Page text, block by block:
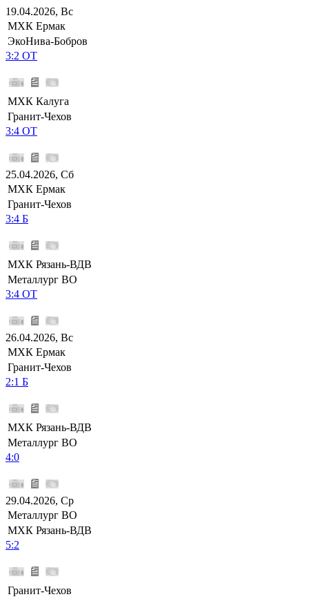
19.04.2026, Вс
МХК Ермак
ЭкоНива-Бобров
3:2 ОТ
МХК Калуга
Гранит-Чехов
3:4 ОТ
25.04.2026, Сб
МХК Ермак
Гранит-Чехов
3:4 Б
МХК Рязань-ВДВ
Металлург ВО
3:4 ОТ
26.04.2026, Вс
МХК Ермак
Гранит-Чехов
2:1 Б
МХК Рязань-ВДВ
Металлург ВО
4:0
29.04.2026, Ср
Металлург ВО
МХК Рязань-ВДВ
5:2
Гранит-Чехов